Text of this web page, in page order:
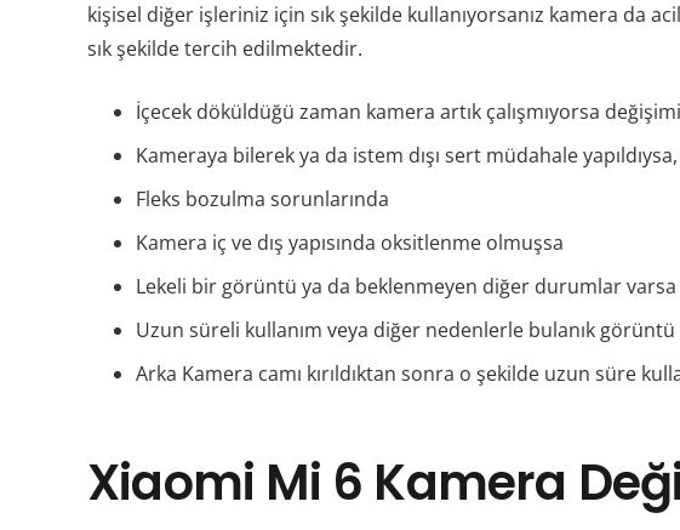
kişisel diğer işleriniz için sık şekilde kullanıyorsanız kamera da
sık şekilde tercih edilmektedir.
İçecek döküldüğü zaman kamera artık çalışmıyorsa
Kameraya bilerek ya da istem dışı sert müdahale
Fleks bozulma sorunlarında
Kamera iç ve dış yapısında oksitlenme olmuşsa
Lekeli bir görüntü ya da beklenmeyen diğer durumlar varsa
Uzun süreli kullanım veya diğer nedenlerle bulanık
Arka Kamera camı kırıldıktan sonra o şekilde uzun süre
Xiaomi Mi 6 Kamera